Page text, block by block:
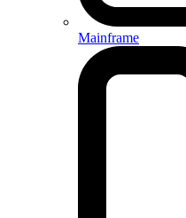
Mainframe